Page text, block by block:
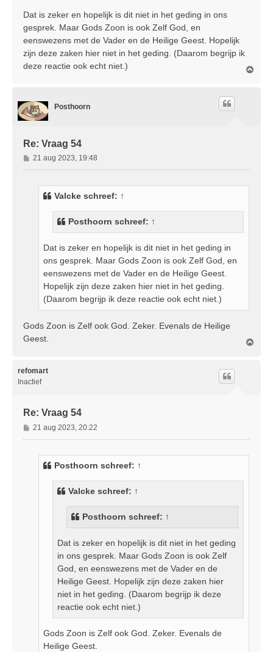
Dat is zeker en hopelijk is dit niet in het geding in ons
gesprek. Maar Gods Zoon is ook Zelf God, en
eenswezens met de Vader en de Heilige Geest. Hopelijk
zijn deze zaken hier niet in het geding. (Daarom begrijp ik
deze reactie ook echt niet.)
Posthoorn
Re: Vraag 54
B
e
21 aug 2023, 19:48
Valcke schreef: ↑
Posthoorn schreef: ↑
Dat is zeker en hopelijk is dit niet in het geding in
ons gesprek. Maar Gods Zoon is ook Zelf God, en
eenswezens met de Vader en de Heilige Geest.
Hopelijk zijn deze zaken hier niet in het geding.
(Daarom begrijp ik deze reactie ook echt niet.)
Gods Zoon is Zelf ook God. Zeker. Evenals de Heilige
Geest.
refomart
Inactief
Re: Vraag 54
B
e
21 aug 2023, 20:22
Posthoorn schreef: ↑
Valcke schreef: ↑
Posthoorn schreef: ↑
Dat is zeker en hopelijk is dit niet in het geding
in ons gesprek. Maar Gods Zoon is ook Zelf
God, en eenswezens met de Vader en de
Heilige Geest. Hopelijk zijn deze zaken hier
niet in het geding. (Daarom begrijp ik deze
reactie ook echt niet.)
Gods Zoon is Zelf ook God. Zeker. Evenals de
Heilige Geest.